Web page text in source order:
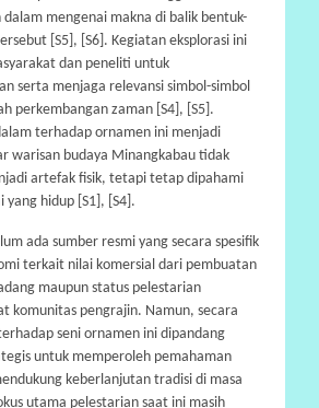
mengenai makna di balik bentuk-
[S5], [S6]. Kegiatan eksplorasi ini
dan peneliti untuk
serta menjaga relevansi simbol-simbol
perkembangan zaman [S4], [S5].
terhadap ornamen ini menjadi
warisan budaya Minangkabau tidak
artefak fisik, tetapi tetap dipahami
yang hidup [S1], [S4].
ada sumber resmi yang secara spesifik
terkait nilai komersial dari pembuatan
maupun status pelestarian
komunitas pengrajin. Namun, secara
seni ornamen ini dipandang
untuk memperoleh pemahaman
keberlanjutan tradisi di masa
utama pelestarian saat ini masih